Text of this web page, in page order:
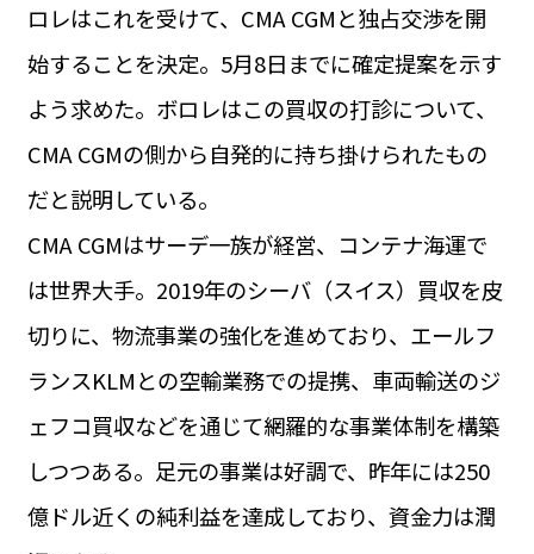
ビジネス・キャリア
INFOS PRATIQUES
TAG
タグ
#パリ
#お土産 #トリビア
#データで読み解くフランス
#フランスの教育制度
#アプリ
#いざという時に
#カルカッソンヌ Carcassonne
#サステナブル
#フランス生活
#レシピ #ビューティー
#コスメ
#アルザス地方
#フランスの地方 #フロマージュ
#おでかけ
運営会社
サイトポリシー
ロレはこれを受けて、CMA CGMと独占交渉を開
始することを決定。5月8日までに確定提案を示す
よう求めた。ボロレはこの買収の打診について、
CMA CGMの側から自発的に持ち掛けられたもの
だと説明している。
CMA CGMはサーデ一族が経営、コンテナ海運で
は世界大手。2019年のシーバ（スイス）買収を皮
切りに、物流事業の強化を進めており、エールフ
ランスKLMとの空輸業務での提携、車両輸送のジ
ェフコ買収などを通じて網羅的な事業体制を構築
しつつある。足元の事業は好調で、昨年には250
億ドル近くの純利益を達成しており、資金力は潤